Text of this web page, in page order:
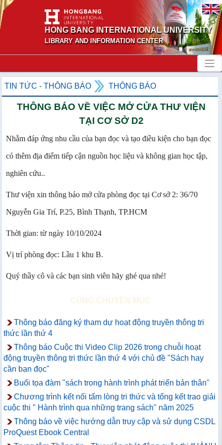
HONG BANG INTERNATIONAL UNIVERSITY
LIBRARY AND INFORMATION CENTER
TIN TỨC - THÔNG BÁO THÔNG BÁO
THÔNG BÁO VỀ VIỆC MỞ CỬA THƯ VIỆN
TẠI CƠ SỞ D2
Nhằm đáp ứng nhu cầu của bạn đọc và tạo điều kiện cho bạn đọc
có thêm địa điểm tiếp cận nguồn học liệu và không gian học tập,
nghiên cứu..
Thư viện xin thông báo mở cửa phòng đọc tại Cơ sở 2: 36/70
Nguyễn Gia Trí, P.25, Bình Thạnh, TP.HCM
Thời gian: từ ngày 10/10/2024
Vị trí phòng đọc: Lầu 1 khu B.
Quý thầy cô và các bạn sinh viên hãy ghé qua nhé!
CÙNG CHUYÊN MỤC
Thông báo đăng ký tham dự hoạt động truyền thông tri
thức lần thứ 4
Thông báo Cuộc thi Video Clip 2026 trong chuỗi hoạt
động truyền thông tri thức lần thứ 4 với chủ đề "Sách hay
cần bạn đọc"
Buổi tọa đàm "sách trong hành trình phát triển bản thân"
Chương trình kết nối tấm lòng tri thức và tổng kết trao giải
cuộc thi " Hành trình qua những trang sách" năm 2025
Thông báo về việc hướng dẫn truy cập và sử dụng CSDL
ProQuest Ebook Central